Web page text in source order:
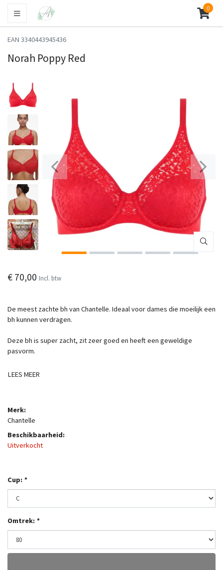
0
EAN 3340443945436
Norah Poppy Red
€ 70,00 Incl. btw
De meest zachte bh van Chantelle. Ideaal voor dames die moeilijk een
bh kunnen verdragen.
Deze bh is super zacht, zit zeer goed en heeft een geweldige
pasvorm.
LEES MEER
Merk:
Chantelle
Beschikbaarheid:
Uitverkocht
Cup: *
Omtrek: *